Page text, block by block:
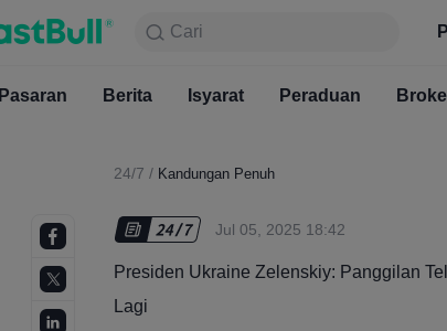
Cari
Pasaran Berita Isyarat
Cari
Pasaran Berita Isyarat Peraduan
24/7 / Kandungan Penuh
Jul 05, 2025 18:42
Presiden Ukraine Zelenskiy: Panggilan
Lagi